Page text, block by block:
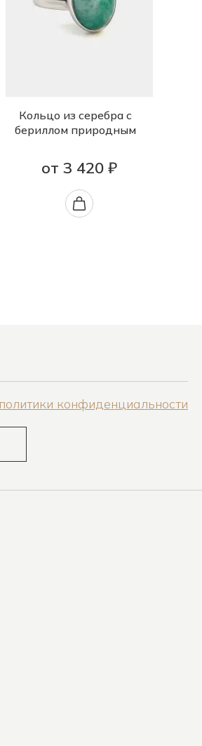
Кольцо из серебра с
бериллом природным
от 3 420 ₽
конфиденциальности